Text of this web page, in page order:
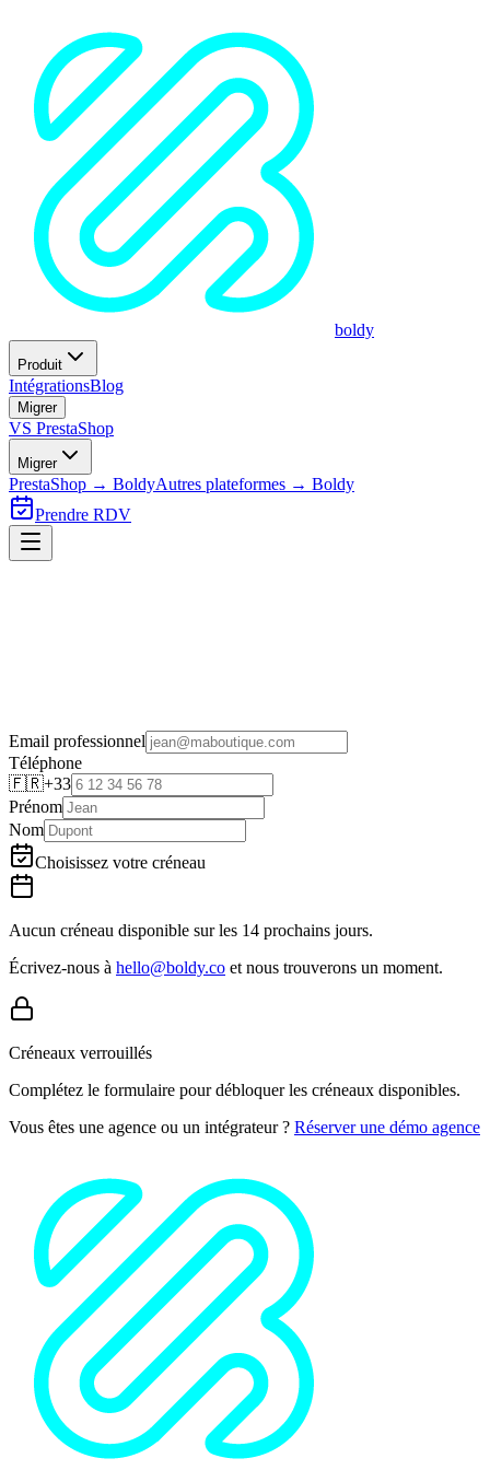
boldy
Produit
IntégrationsBlog
Migrer
VS PrestaShop
Migrer
PrestaShop → BoldyAutres plateformes → Boldy
Prendre RDV
Email professionnel
Téléphone
🇫🇷+33
Prénom
Nom
Choisissez votre créneau
Aucun créneau disponible sur les 14 prochains jours.
Écrivez-nous à hello@boldy.co et nous trouverons un moment.
Créneaux verrouillés
Complétez le formulaire pour débloquer les créneaux disponibles.
Vous êtes une agence ou un intégrateur ? Réserver une démo agence